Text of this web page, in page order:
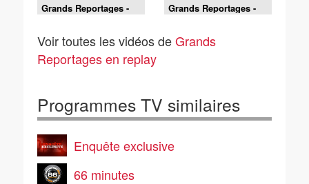
Grands Reportages -
Va, vis et redeviens -
Grands Reportages -
Voyages en famille :
vie ! - Partie 2
Voir toutes les vidéos deGrands
Reportages en replay
Programmes TV similaires
Enquête exclusive
66 minutes